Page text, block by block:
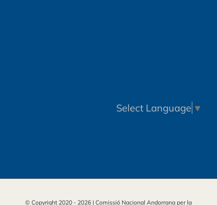
Select Language ▼
© Copyright 2020 - 2026 | Comissió Nacional Andorrana per la